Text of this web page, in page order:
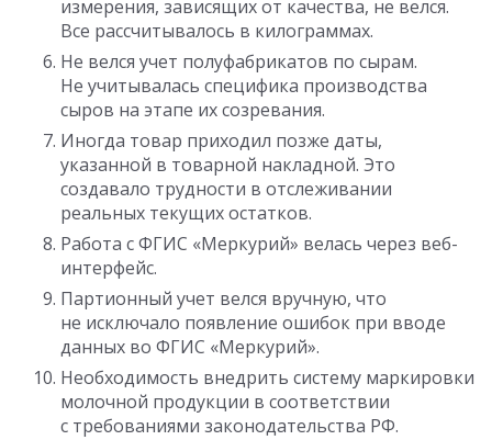
измерения, зависящих от качества, не велся.
Все рассчитывалось в килограммах.
Не велся учет полуфабрикатов по сырам.
Не учитывалась специфика производства
сыров на этапе их созревания.
Иногда товар приходил позже даты,
указанной в товарной накладной. Это
создавало трудности в отслеживании
реальных текущих остатков.
Работа с ФГИС «Меркурий» велась через веб-
интерфейс.
Партионный учет велся вручную, что
не исключало появление ошибок при вводе
данных во ФГИС «Меркурий».
Необходимость внедрить систему маркировки
молочной продукции в соответствии
с требованиями законодательства РФ.